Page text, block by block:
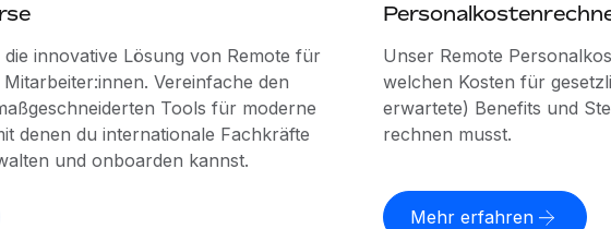
die innovative Lösung von Remote für
Vereinfache den
Tools für moderne
denen du internationale Fachkräfte
und onboarden kannst.
Unser Remote
welchen Kosten für
erwartete) Benefits und
rechnen musst.
Mehr erfahren